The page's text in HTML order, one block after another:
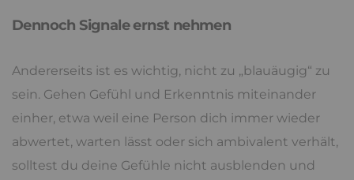
Dennoch Signale ernst nehmen
Andererseits ist es wichtig, nicht zu „blauäugig“ zu
sein. Gehen Gefühl und Erkenntnis miteinander
einher, etwa weil eine Person dich immer wieder
abwertet, warten lässt oder sich ambivalent verhält,
solltest du deine Gefühle nicht ausblenden und